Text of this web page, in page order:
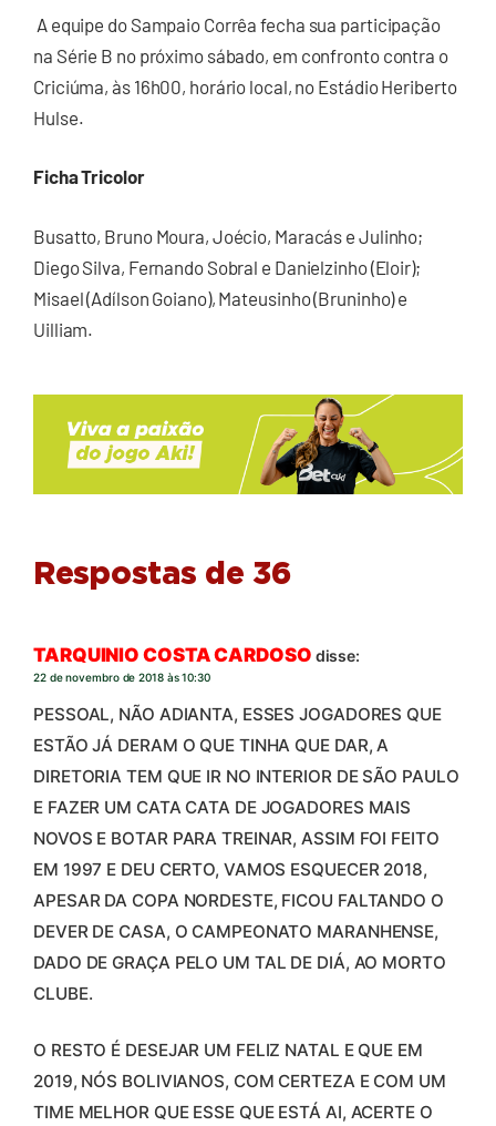
A equipe do Sampaio Corrêa fecha sua participação
na Série B no próximo sábado, em confronto contra o
Criciúma, às 16h00, horário local, no Estádio Heriberto
Hulse.
Ficha Tricolor
Busatto, Bruno Moura, Joécio, Maracás e Julinho;
Diego Silva, Fernando Sobral e Danielzinho (Eloir);
Misael (Adílson Goiano), Mateusinho (Bruninho) e
Uilliam.
Respostas de 36
TARQUINIO COSTA CARDOSO disse:
22 de novembro de 2018 às 10:30
PESSOAL, NÃO ADIANTA, ESSES JOGADORES QUE
ESTÃO JÁ DERAM O QUE TINHA QUE DAR, A
DIRETORIA TEM QUE IR NO INTERIOR DE SÃO PAULO
E FAZER UM CATA CATA DE JOGADORES MAIS
NOVOS E BOTAR PARA TREINAR, ASSIM FOI FEITO
EM 1997 E DEU CERTO, VAMOS ESQUECER 2018,
APESAR DA COPA NORDESTE, FICOU FALTANDO O
DEVER DE CASA, O CAMPEONATO MARANHENSE,
DADO DE GRAÇA PELO UM TAL DE DIÁ, AO MORTO
CLUBE.
O RESTO É DESEJAR UM FELIZ NATAL E QUE EM
2019, NÓS BOLIVIANOS, COM CERTEZA E COM UM
TIME MELHOR QUE ESSE QUE ESTÁ AI, ACERTE O